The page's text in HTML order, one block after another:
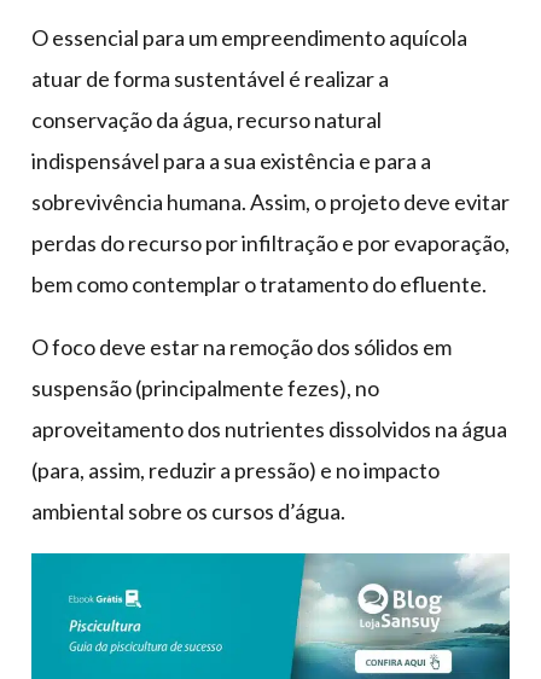
O essencial para um empreendimento aquícola
atuar de forma sustentável é realizar a
conservação da água, recurso natural
indispensável para a sua existência e para a
sobrevivência humana. Assim, o projeto deve evitar
perdas do recurso por infiltração e por evaporação,
bem como contemplar o tratamento do efluente.
O foco deve estar na remoção dos sólidos em
suspensão (principalmente fezes), no
aproveitamento dos nutrientes dissolvidos na água
(para, assim, reduzir a pressão) e no impacto
ambiental sobre os cursos d’água.